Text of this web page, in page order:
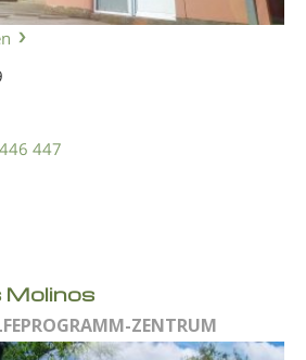
447
Molinos
ZENTRUM